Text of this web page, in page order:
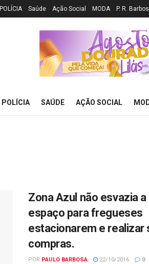
POLÍCIA Saúde Ação Social MODA P. R.
POLÍCIA SAÚDE AÇÃO SOCIAL
Zona Azul não esvazia
espaço para fregueses
estacionarem e realizar
compras.
POR PAULO BARBOSA 22/10/2016 0